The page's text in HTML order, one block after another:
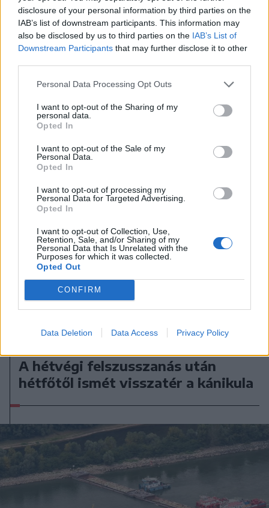
disclosure of your personal information by third parties on the
IAB’s list of downstream participants. This information may
also be disclosed by us to third parties on the IAB’s List of
Downstream Participants that may further disclose it to other
Personal Data Processing Opt Outs
I want to opt-out of the Sharing of my
personal data.
Opted In
I want to opt-out of the Sale of my
Personal Data.
Opted In
I want to opt-out of processing my
Personal Data for Targeted Advertising.
Opted In
I want to opt-out of Collection, Use,
Retention, Sale, and/or Sharing of my
Personal Data that Is Unrelated with the
Purposes for which it was collected.
Opted Out
CONFIRM
Data Deletion Data Access Privacy Policy
2026. augusztus 09., vasárnap
Aratókalákával idézték fel a múltat
Csíkszentkirályon
A hétvégi felszusszanás után
hétfőtől ismét visszatér a kánikula